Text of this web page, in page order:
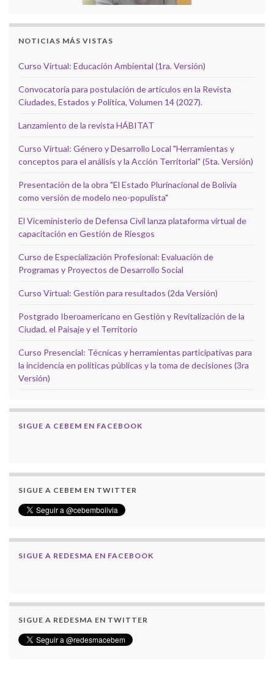
NOTICIAS MÁS VISTAS
Curso Virtual: Educación Ambiental (1ra. Versión)
Convocatoria para postulación de artículos en la Revista
Ciudades, Estados y Política, Volumen 14 (2027).
Lanzamiento de la revista HÁBITAT
Curso Virtual: Género y Desarrollo Local "Herramientas y
conceptos para el análisis y la Acción Territorial" (5ta. Versión)
Presentación de la obra "El Estado Plurinacional de Bolivia
como versión de modelo neo-populista"
El Viceministerio de Defensa Civil lanza plataforma virtual de
capacitación en Gestión de Riesgos
Curso de Especialización Profesional: Evaluación de
Programas y Proyectos de Desarrollo Social
Curso Virtual: Gestión para resultados (2da Versión)
Postgrado Iberoamericano en Gestión y Revitalización de la
Ciudad, el Paisaje y el Territorio
Curso Presencial: Técnicas y herramientas participativas para
la incidencia en políticas públicas y la toma de decisiones (3ra
Versión)
SIGUE A CEBEM EN FACEBOOK
SIGUE A CEBEM EN TWITTER
SIGUE A REDESMA EN FACEBOOK
SIGUE A REDESMA EN TWITTER